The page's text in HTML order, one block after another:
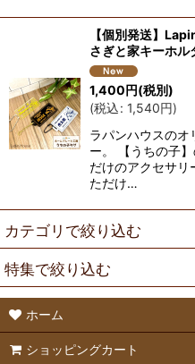
【個別発送】
さぎと家キーホル
1,400円(税別)
(税込: 1,540円)
ラパンハウスのオ
ー。 【うちの子
だけのアクセサリ
ただけ…
カテゴリで絞り込む
Lapin House
ネームプレート工房
フード
特集で絞り込む
ネザーランドドワーフ
ホーランドロップ
ホーム
ショッピングカート